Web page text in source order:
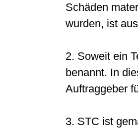
Schäden
wurden, ist
2. Soweit ein
benannt. In
Auftraggeber
3. STC ist